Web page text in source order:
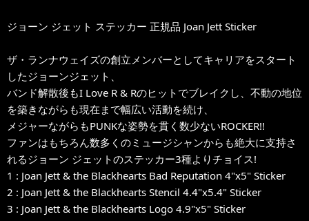
ジョーン ジェット ステッカー 正規品 Joan Jett Sticker
ザ・ランナウェイズの創立メンバーとしてキャリアをスタート
したジョーンジェット、
バンド解散後もI Love R & Rのヒットでブレイクし、不動の地位
を築きながらも現在まで幅広い活動を続け、
メジャーながらもPUNKな姿勢を貫く数少ないROCKER!!
ファンはもちろん数多くのミュージシャンからも絶大に支持さ
れるジョーン ジェットのステッカー3種よりチョイス!
1 : Joan Jett & the Blackhearts Bad Reputation 4"x5" Sticker
2 : Joan Jett & the Blackhearts Stencil 4.4"x5.4" Sticker
3 : Joan Jett & the Blackhearts Logo 4.9"x5" Sticker